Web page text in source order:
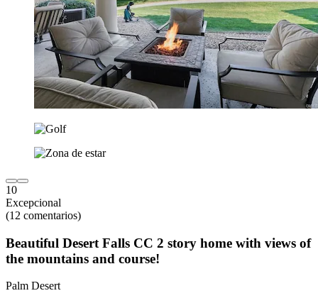
10
Excepcional
(12 comentarios)
Beautiful Desert Falls CC 2 story home with views of
the mountains and course!
Palm Desert